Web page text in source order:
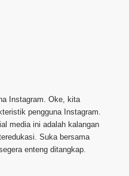
Instagram. Oke, kita
pengguna Instagram.
media ini adalah kalangan
Suka bersama
enteng ditangkap.